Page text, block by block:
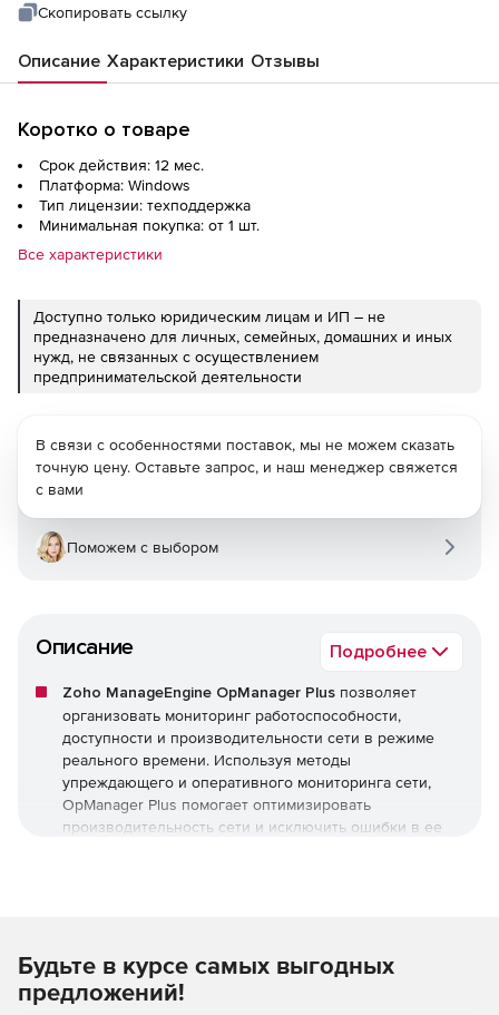
Скопировать ссылку
Описание Характеристики Отзывы
Коротко о товаре
Срок действия: 12 мес.
Платформа: Windows
Тип лицензии: техподдержка
Минимальная покупка: от 1 шт.
Все характеристики
Доступно только юридическим лицам и ИП – не
предназначено для личных, семейных, домашних и иных
нужд, не связанных с осуществлением
предпринимательской деятельности
Описание Подробнее
Zoho ManageEngine OpManager Plus позволяет
организовать мониторинг работоспособности,
доступности и производительности сети в режиме
реального времени. Используя методы
упреждающего и оперативного мониторинга сети,
OpManager Plus помогает оптимизировать
производительность сети и исключить ошибки в ее
также их состояния, включая следующее:
Потери пакетов.
В связи с особенностями поставок, мы не можем сказать
точную цену. Оставьте запрос, и наш менеджер свяжется
с вами
Поможем с выбором
Будьте в курсе самых выгодных
предложений!